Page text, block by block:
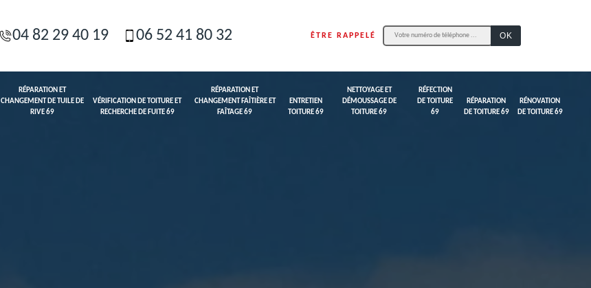
04 82 29 40 19 06 52 41 80 32 ÊTRE RAPPELÉ
RÉPARATION ET
CHANGEMENT DE TUILE DE
RIVE 69
VÉRIFICATION DE TOITURE ET
RECHERCHE DE FUITE 69
RÉPARATION ET
CHANGEMENT FAÎTIÈRE ET
FAÎTAGE 69
ENTRETIEN
TOITURE 69
NETTOYAGE ET
DÉMOUSSAGE DE
TOITURE 69
RÉFECTION
DE TOITURE
69
RÉPARATION
DE TOITURE 69
RÉNOVATION
DE TOITURE 69